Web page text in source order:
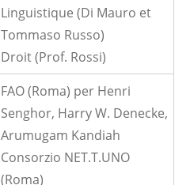
Linguistique (Di Mauro et
Tommaso Russo)
Droit (Prof. Rossi)
FAO (Roma) per Henri
Senghor, Harry W. Denecke,
Arumugam Kandiah
Consorzio NET.T.UNO
(Roma)